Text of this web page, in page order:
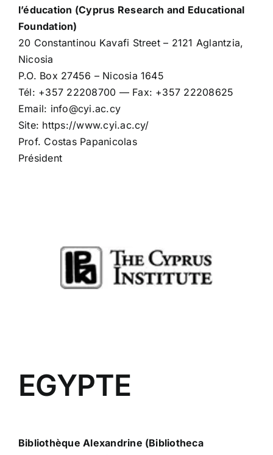
l’éducation (Cyprus Research and Educational
Foundation)
20 Constantinou Kavafi Street – 2121 Aglantzia,
Nicosia
P.O. Box 27456 – Nicosia 1645
Tél: +357 22208700 — Fax: +357 22208625
Email: info@cyi.ac.cy
Site: https://www.cyi.ac.cy/
Prof. Costas Papanicolas
Président
EGYPTE
Bibliothèque Alexandrine (Bibliotheca